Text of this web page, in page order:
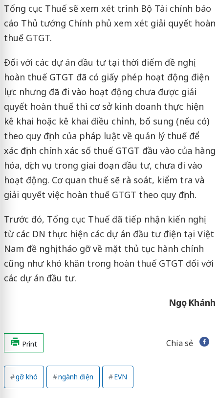
Tổng cục Thuế sẽ xem xét trình Bộ Tài chính báo
cáo Thủ tướng Chính phủ xem xét giải quyết hoàn
thuế GTGT.
Đối với các dự án đầu tư tại thời điểm đề nghị
hoàn thuế GTGT đã có giấy phép hoạt động điện
lực nhưng đã đi vào hoạt động chưa được giải
quyết hoàn thuế thì cơ sở kinh doanh thực hiện
kê khai hoặc kê khai điều chỉnh, bổ sung (nếu có)
theo quy định của pháp luật về quản lý thuế để
xác định chính xác số thuế GTGT đầu vào của hàng
hóa, dịch vụ trong giai đoạn đầu tư, chưa đi vào
hoạt động. Cơ quan thuế sẽ rà soát, kiểm tra và
giải quyết việc hoàn thuế GTGT theo quy định.
Trước đó, Tổng cục Thuế đã tiếp nhận kiến nghị
từ các DN thực hiện các dự án đầu tư điện tại Việt
Nam đề nghị tháo gỡ về mặt thủ tục hành chính
cũng như khó khăn trong hoàn thuế GTGT đối với
các dự án đầu tư.
Ngọc Khánh
Print Chia sẻ
gỡ khó ngành điện EVN